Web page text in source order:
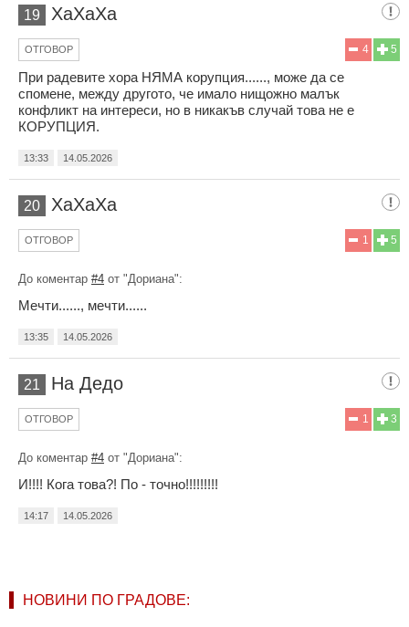
19 ХаХаХа
5
4
ОТГОВОР
При радевите хора НЯМА корупция......, може да се
спомене, между другото, че имало нищожно малък
конфликт на интереси, но в никакъв случай това не е
КОРУПЦИЯ.
13:33 14.05.2026
20 ХаХаХа
5
1
ОТГОВОР
До коментар #4 от "Дориана":
Мечти......, мечти......
13:35 14.05.2026
21 На Дедо
3
1
ОТГОВОР
До коментар #4 от "Дориана":
И!!!! Кога това?! По - точно!!!!!!!!!
14:17 14.05.2026
НОВИНИ ПО ГРАДОВЕ: